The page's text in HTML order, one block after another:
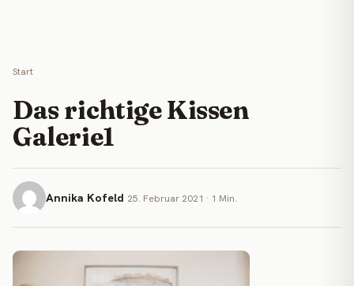
Start
Das richtige Kissen
Galerie1
Annika Kofeld 25. Februar 2021 · 1 Min.